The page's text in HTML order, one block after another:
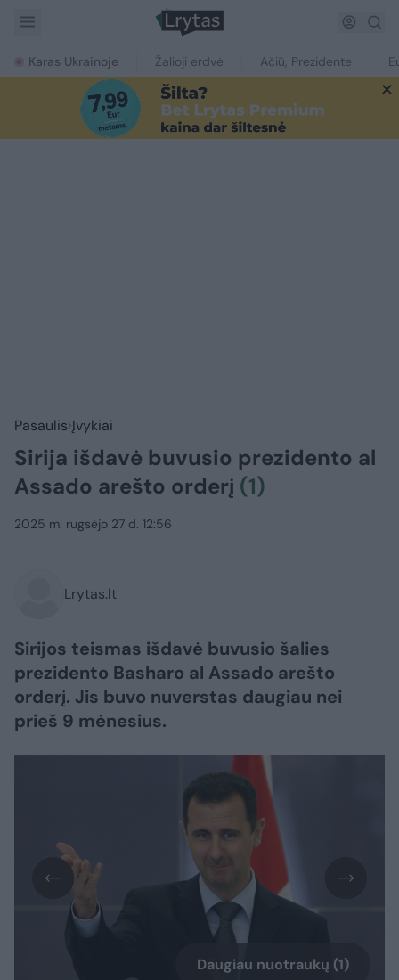
Karas Ukrainoje Žalioji erdvė Ačiū, Prezidente
Pasaulis Įvykiai
Sirija išdavė buvusio prezidento al
Assado arešto orderį (1)
2025 m. rugsėjo 27 d. 12:56
Lrytas.lt
Sirijos teismas išdavė buvusio šalies
prezidento Basharo al Assado arešto
orderį. Jis buvo nuverstas daugiau nei
prieš 9 mėnesius.
Daugiau nuotraukų (1)